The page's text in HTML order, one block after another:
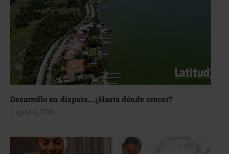
Desarrollo en disputa… ¿Hasta dónde crecer?
4 agosto, 2026